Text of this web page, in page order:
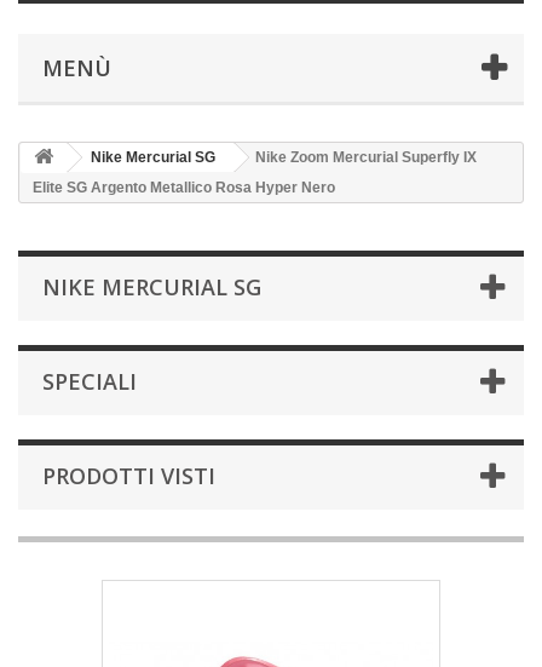
MENÙ
Nike Mercurial SG
Nike Zoom Mercurial Superfly IX
Elite SG Argento Metallico Rosa Hyper Nero
NIKE MERCURIAL SG
SPECIALI
PRODOTTI VISTI